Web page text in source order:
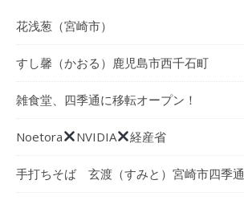
花浅葱（宮崎市）
すし馨（かおる）鹿児島市西千石町
雑食堂、四季通に移転オープン！
Noetora NVIDIA 経産省
手打ちそば 玄渡（すみと）宮崎市四季通